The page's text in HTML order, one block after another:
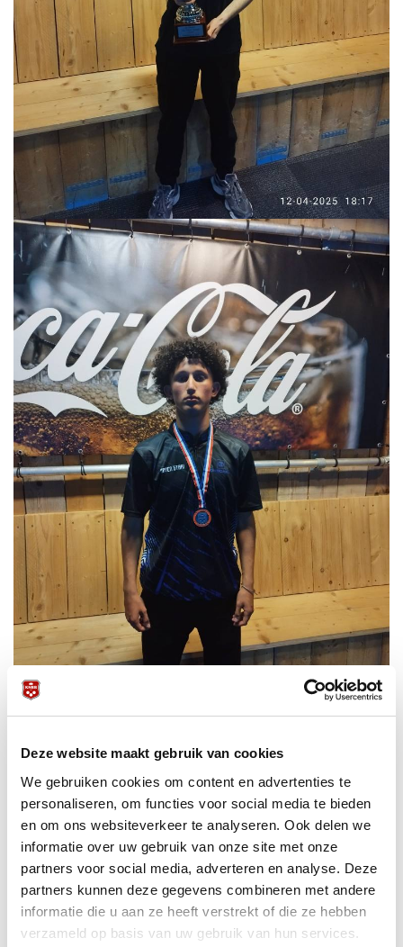
Deze website maakt gebruik van cookies
We gebruiken cookies om content en advertenties te
personaliseren, om functies voor social media te bieden
en om ons websiteverkeer te analyseren. Ook delen we
informatie over uw gebruik van onze site met onze
partners voor social media, adverteren en analyse. Deze
partners kunnen deze gegevens combineren met andere
informatie die u aan ze heeft verstrekt of die ze hebben
verzameld op basis van uw gebruik van hun services.